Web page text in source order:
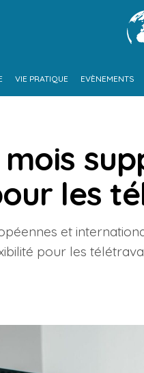
VIE PRATIQUE EVÈNEMENTS
les
et
pour les